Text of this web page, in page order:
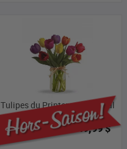
Tulipes du Printemps et Bocal
Maçon
Prix Bloomex:
49,99 $